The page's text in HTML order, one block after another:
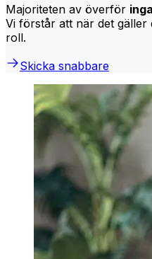
Majoriteten av överför
Vi förstår att när det gäller
roll.
Skicka snabbare